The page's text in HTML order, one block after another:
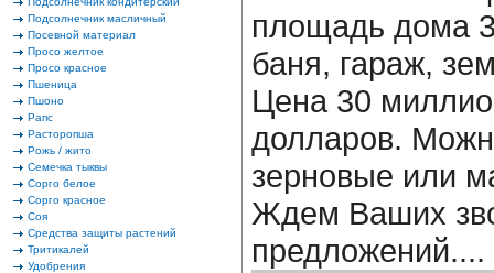
Подсолнечник масличный
Посевной материал
Просо желтое
Просо красное
Пшеница
Пшоно
Рапс
Расторопша
Рожь / жито
Семечка тыквы
Сорго белое
Сорго красное
Соя
Средства защиты растений
Тритикалей
Удобрения
площадь дома
баня, гараж,
Цена 30
долларов.
зерновые или
Ждем Ваших
предложений....